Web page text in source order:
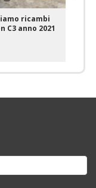
ricambi
C3 anno 2021